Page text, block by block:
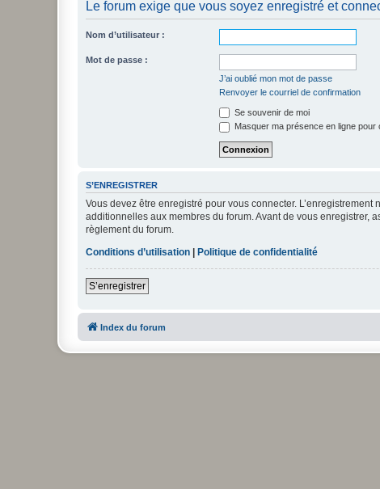
Le forum exige que vous soyez enregistré et
Nom d’utilisateur :
Mot de passe :
J’ai oublié mon mot de passe
Renvoyer le courriel de confirmation
Se souvenir de moi
Masquer ma présence en ligne pour
S’ENREGISTRER
Vous devez être enregistré pour vous connecter.
additionnelles aux membres du forum. Avant de vous enregistrer,
règlement du forum.
Conditions d’utilisation
Politique de confidentialité
S’enregistrer
Index du forum